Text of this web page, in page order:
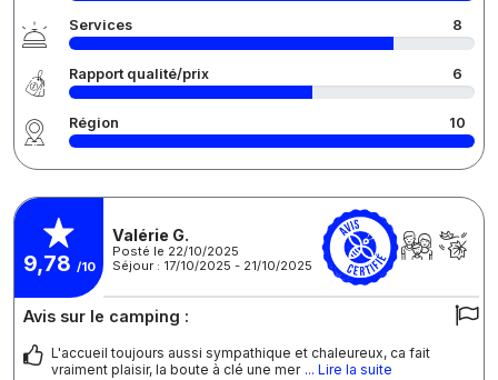
Services 8
Rapport qualité/prix 6
Région 10
9,78 /10
Valérie G.
Posté le 22/10/2025
Séjour : 17/10/2025 - 21/10/2025
Avis sur le camping :
L'accueil toujours aussi sympathique et chaleureux, ca fait
vraiment plaisir, la boute à clé une mer ... Lire la suite